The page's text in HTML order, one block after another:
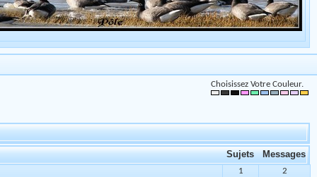
Choisissez Votre Couleur.
Sujets Messages
1
2